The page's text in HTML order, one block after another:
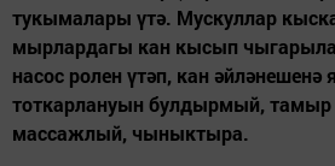
тукымалары үтә. Мускуллар
мырлардагы кан кысып
насос ролен үтәп, кан
тоткарлануын булдырмый, тамыр
массажлый, чыныктыра.